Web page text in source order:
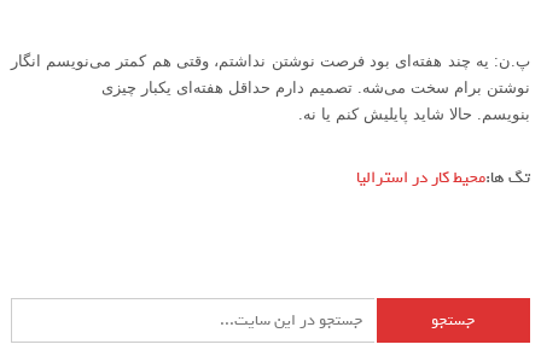
پ.ن: یه چند هفته‌ای بود فرصت نوشتن نداشتم، وقتی هم کمتر می‌نویسم انگار
نوشتن برام سخت می‌شه. تصمیم دارم حداقل هفته‌ای یکبار چیزی
بنویسم. حالا شاید پایلیش کنم یا نه.
تگ ها:محیط کار در استرالیا